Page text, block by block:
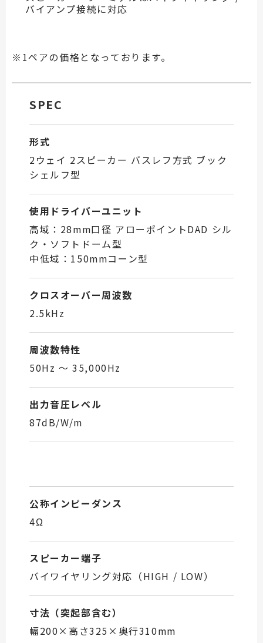
バイアンプ接続に対応
※1ペアの価格となっております。
SPEC
形式
2ウェイ 2スピーカー バスレフ方式 ブック
シェルフ型
使用ドライバーユニット
高域：28mm口径 アローポイントDAD シル
ク・ソフトドーム型
中低域：150mmコーン型
クロスオーバー周波数
2.5kHz
周波数特性
50Hz ～ 35,000Hz
出力音圧レベル
87dB/W/m
公称インピーダンス
4Ω
スピーカー端子
バイワイヤリング対応（HIGH / LOW）
寸法（突起部含む）
幅200×高さ325×奥行310mm